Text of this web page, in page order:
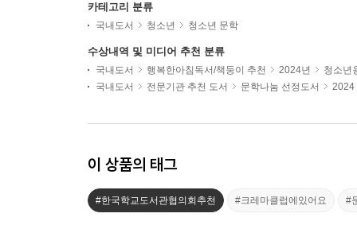
카테고리 분류
국내도서 청소년 청소년 문학
수상내역 및 미디어 추천 분류
국내도서 행복한아침독서/책둥이 추천 2024년
청소년
국내도서
전문기관 추천 도서 문학나눔 선정도서 2024
이 상품의 태그
#한국학교도서관협의회추천 #크레마클럽에있어요 #